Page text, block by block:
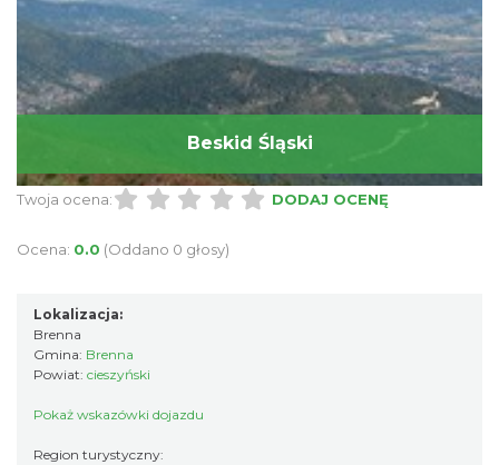
Beskid Śląski
Twoja ocena: DODAJ OCENĘ
Ocena: 0.0 (Oddano 0 głosy)
Lokalizacja:
Brenna
Gmina: Brenna
Powiat: cieszyński
Pokaż wskazówki dojazdu
Region turystyczny: